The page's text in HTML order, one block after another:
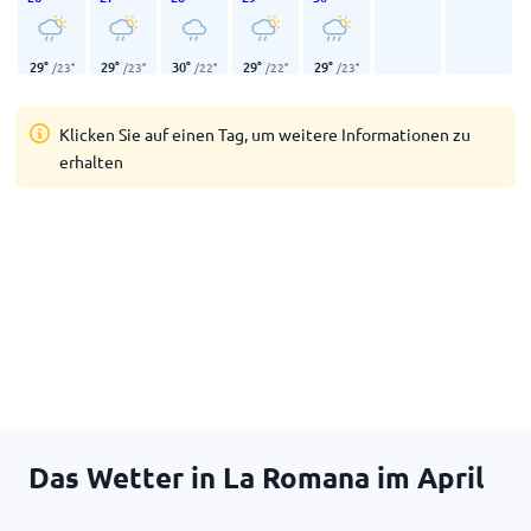
29° /23° 29° /23° 30° /22° 29° /22° 29° /23°
Klicken Sie auf einen Tag, um weitere Informationen zu
erhalten
Das Wetter in La Romana im April